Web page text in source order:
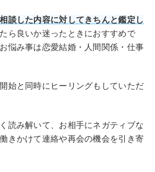
談した内容に対してきちんと鑑定し
ら良いか迷ったときにおすすめで
悩み事は恋愛結婚・人間関係・仕事
始と同時にヒーリングもしていただ
読み解いて、お相手にネガティブな
きかけて連絡や再会の機会を引き寄